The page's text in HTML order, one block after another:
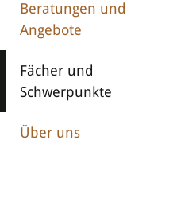
Beratungen und
Angebote
Fächer und
Schwerpunkte
Über uns